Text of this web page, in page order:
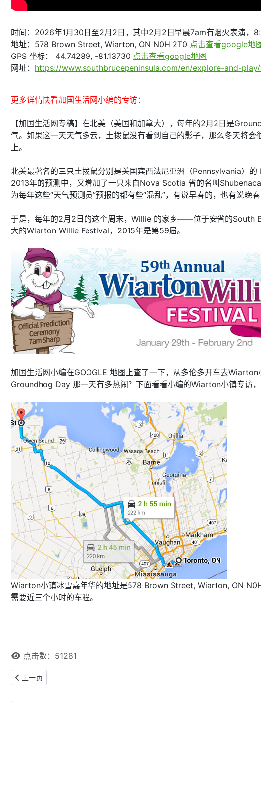
时间：2026年1月30日至2月2日，其中2月2日早晨7am有烟火表演，
地址：578 Brown Street, Wiarton, ON N0H 2T0 点击查看google地
GPS 坐标： 44.74289, -81.13730 点击查看google地图
网址： https://www.southbrucepeninsula.com/en/explore-and-
更多详情快看加国生活网小编的专访：
【加国生活网专稿】在北美（美国和加拿大），每年的2月2日是
气。如果这一天天气多云，土拨鼠没有看到自己的影子，那么冬天将
上。
北美最著名的三只土拨鼠分别是美国宾西法尼亚洲（Pennsylvania）
2013年的预测中，又增加了一只来自Nova Scotia 省的名叫
为每年这些“天气预测员”预报的都有些“混乱”，有说早春的，也有说
于是，每年的2月2日的这个周末，Willie 的家乡——位于安省的South
大的Wiarton Willie Festival，2015年是第59届。
加国生活网小编在GOOGLE 地图上查了一下，从多伦多开车去
Groundhog Day 那一天有多热闹？下面看看小编的Wiarton小镇专访，
Wiarton小镇冰雪嘉年华的地址是578 Brown Street, Wiarton, ON
需要近三个小时的车程。
点击数：51281
上一篇文章: 加国三月 枫糖飘香（组图）
上一页